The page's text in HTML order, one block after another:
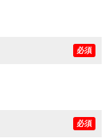
必須
必須